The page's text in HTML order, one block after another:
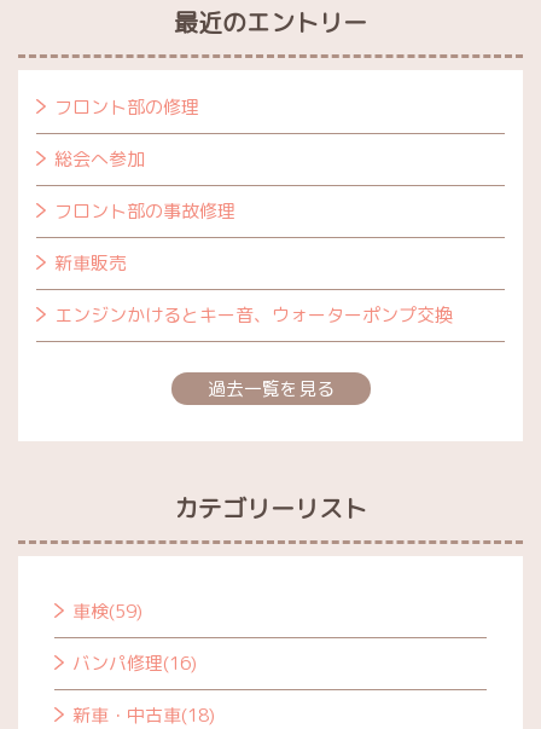
最近のエントリー
フロント部の修理
総会へ参加
フロント部の事故修理
新車販売
エンジンかけるとキー音、ウォーターポンプ交換
過去一覧を見る
カテゴリーリスト
車検(59)
バンパ修理(16)
新車・中古車(18)